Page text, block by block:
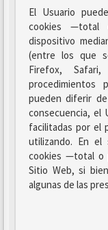
El Usuario
cookies —total
dispositivo
(entre los que
Firefox,
procedimientos
pueden diferir
consecuencia, el
facilitadas por el
utilizando. En
cookies —total o
Sitio Web, si
algunas de las